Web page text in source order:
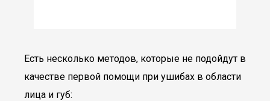
Есть несколько методов, которые не подойдут в
качестве первой помощи при ушибах в области
лица и губ: